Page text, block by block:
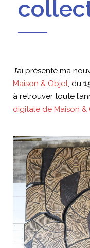
J’ai présenté ma
Maison & Objet, du
à retrouver toute
digitale de Maison &